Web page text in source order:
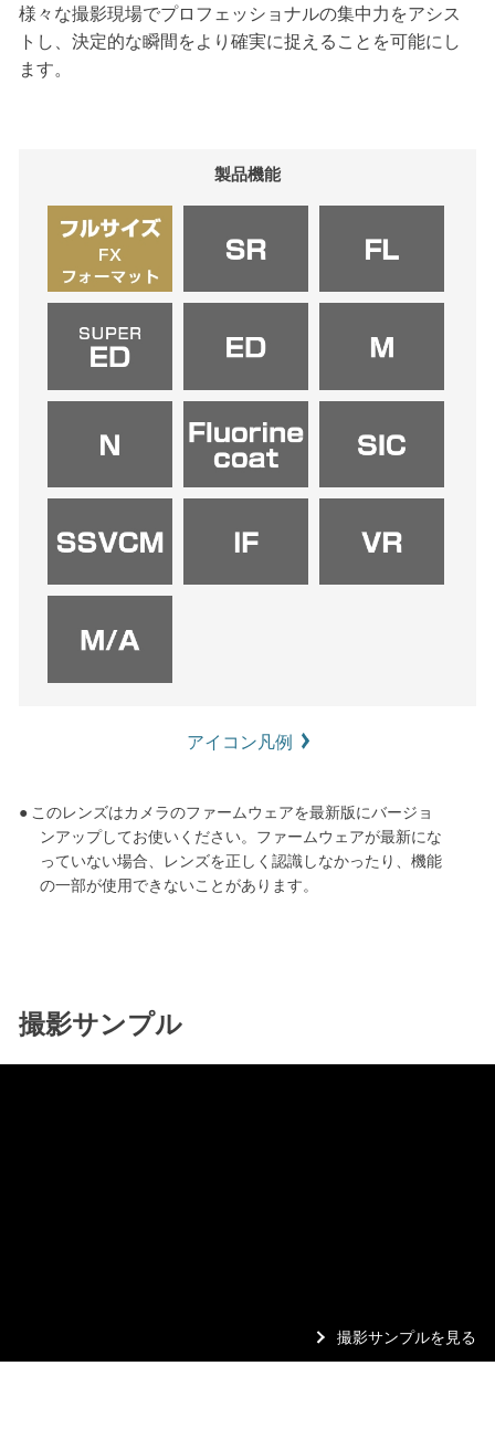
様々な撮影現場でプロフェッショナルの集中力をアシス
トし、決定的な瞬間をより確実に捉えることを可能にし
ます。
製品機能
アイコン凡例
● このレンズはカメラのファームウェアを最新版にバージョ
ンアップしてお使いください。ファームウェアが最新にな
っていない場合、レンズを正しく認識しなかったり、機能
の一部が使用できないことがあります。
撮影サンプル
撮影サンプルを見る